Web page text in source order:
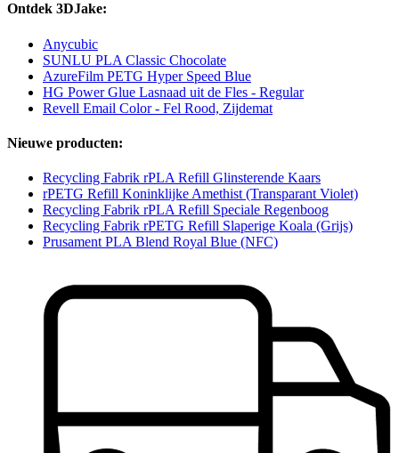
Ontdek 3DJake:
Anycubic
SUNLU PLA Classic Chocolate
AzureFilm PETG Hyper Speed Blue
HG Power Glue Lasnaad uit de Fles - Regular
Revell Email Color -​ Fel Rood, Zijdemat
Nieuwe producten:
Recycling Fabrik rPLA Refill Glinsterende Kaars
rPETG Refill Koninklijke Amethist (Transparant Violet)
Recycling Fabrik rPLA Refill Speciale Regenboog
Recycling Fabrik rPETG Refill Slaperige Koala (Grijs)
Prusament PLA Blend Royal Blue (NFC)